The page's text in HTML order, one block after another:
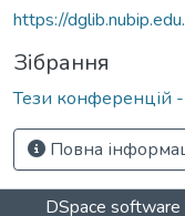
https://
Зібрання
Тези конференцій
Повна
DSpace software